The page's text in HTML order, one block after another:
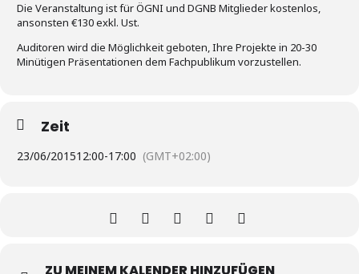
Die Veranstaltung ist für ÖGNI und DGNB Mitglieder kostenlos,
ansonsten €130 exkl. Ust.
Auditoren wird die Möglichkeit geboten, Ihre Projekte in 20-30
Minütigen Präsentationen dem Fachpublikum vorzustellen.
Zeit
23/06/201512:00-17:00 (GMT+02:00)